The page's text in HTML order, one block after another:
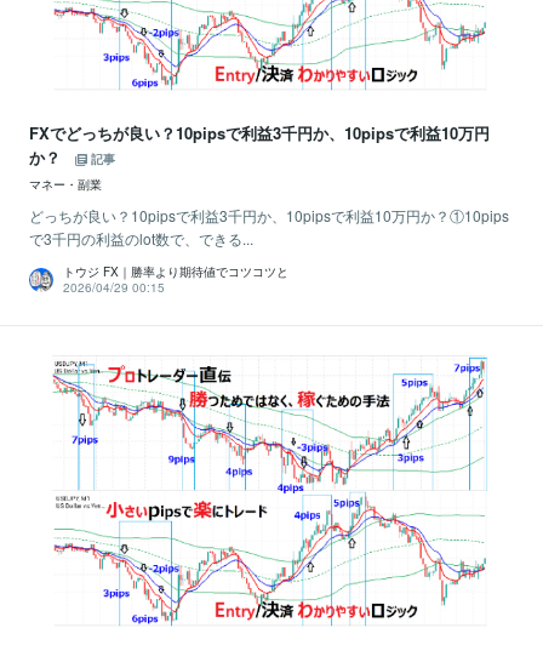
FXでどっちが良い？10pipsで利益3千円か、10pipsで利益10万円
か？
記事
マネー・副業
どっちが良い？10pipsで利益3千円か、10pipsで利益10万円か？①10pips
で3千円の利益のlot数で、できる...
トウジ FX｜勝率より期待値でコツコツと
2026/04/29 00:15